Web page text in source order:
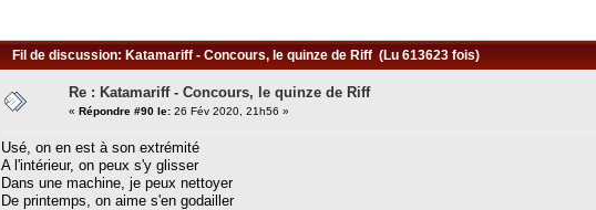
Fil de discussion: Katamariff - Concours, le quinze de Riff (Lu 613623 fois)
Re : Katamariff - Concours, le quinze de Riff
« Répondre #90 le: 26 Fév 2020, 21h56 »
Usé, on en est à son extrémité
A l'intérieur, on peux s'y glisser
Dans une machine, je peux nettoyer
De printemps, on aime s'en godailler